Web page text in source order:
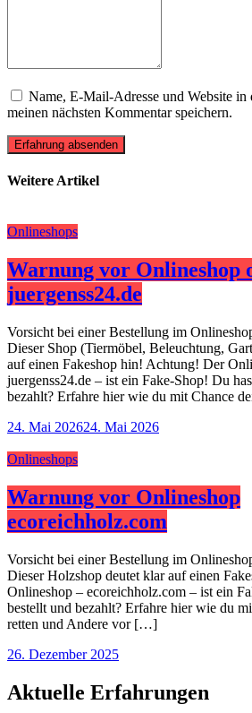
Name, E-Mail-Adresse und Website in
meinen nächsten Kommentar speichern.
Erfahrung absenden
Weitere Artikel
Onlineshops
Warnung vor Onlineshop
juergenss24.de
Vorsicht bei einer Bestellung im
Dieser Shop (Tiermöbel, Beleuchtung,
auf einen Fakeshop hin! Achtung! Der
juergenss24.de – ist ein Fake-Shop! Du
bezahlt? Erfahre hier wie du mit Chance
24. Mai 202624. Mai 2026
Onlineshops
Warnung vor Onlineshop
ecoreichholz.com
Vorsicht bei einer Bestellung im
Dieser Holzshop deutet klar auf einen
Onlineshop – ecoreichholz.com – ist ein
bestellt und bezahlt? Erfahre hier wie du
retten und Andere vor […]
26. Dezember 2025
Aktuelle Erfahrungen